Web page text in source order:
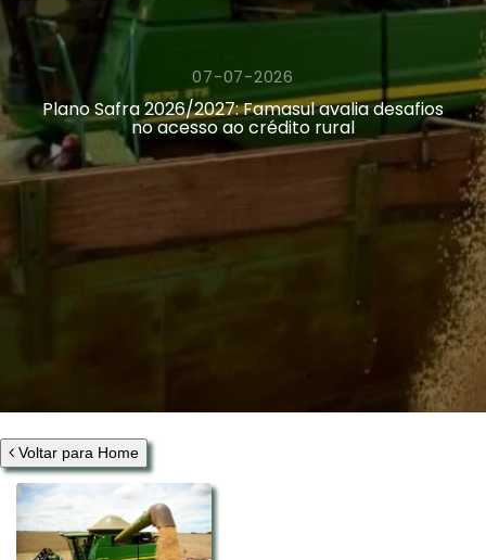
07-07-2026
Plano Safra 2026/2027: Famasul avalia desafios
no acesso ao crédito rural
Voltar para Home